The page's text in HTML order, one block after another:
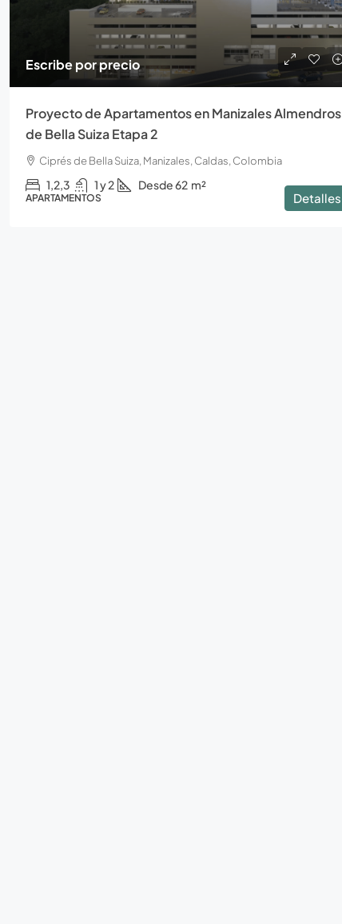
Escribe por precio
Proyecto de Apartamentos en Manizales Almendros
de Bella Suiza Etapa 2
Ciprés de Bella Suiza, Manizales, Caldas, Colombia
1,2,3 1 y 2 Desde 62 m²
APARTAMENTOS Detalles